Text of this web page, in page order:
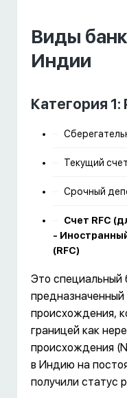
Виды
Индии
Категория
Текущий счет
Срочный
Счет RFC
-
(RFC)
Это специальный
происхождения,
границей как
происхождения
в Индию на
получили статус